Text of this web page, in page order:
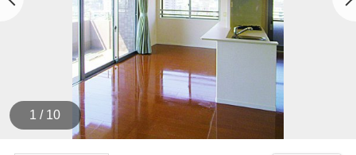
1 / 10